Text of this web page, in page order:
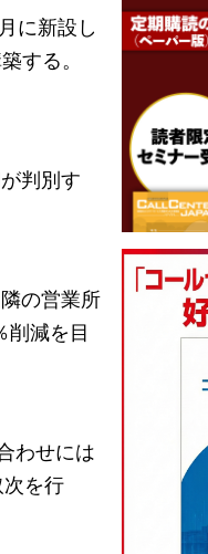
に新設し
する。
判別す
の営業所
削減を目
わせには
を行